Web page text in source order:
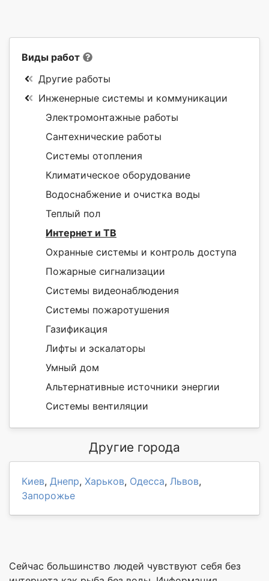
Виды работ
Другие работы
Инженерные системы и коммуникации
Электромонтажные работы
Сантехнические работы
Системы отопления
Климатическое оборудование
Водоснабжение и очистка воды
Теплый пол
Интернет и ТВ
Охранные системы и контроль доступа
Пожарные сигнализации
Системы видеонаблюдения
Системы пожаротушения
Газификация
Лифты и эскалаторы
Умный дом
Альтернативные источники энергии
Системы вентиляции
Другие города
Киев, Днепр, Харьков, Одесса, Львов,
Запорожье
Сейчас большинство людей чувствуют себя без